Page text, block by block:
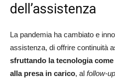
dell’assistenza
La pandemia ha cambiato e
assistenza, di offrire continuità
sfruttando la tecnologia
alla presa in carico, al follow-up